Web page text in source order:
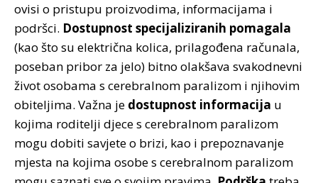
ovisi o pristupu proizvodima, informacijama i
podršci. Dostupnost specijaliziranih pomagala
(kao što su električna kolica, prilagođena računala,
poseban pribor za jelo) bitno olakšava svakodnevni
život osobama s cerebralnom paralizom i njihovim
obiteljima. Važna je dostupnost informacija u
kojima roditelji djece s cerebralnom paralizom
mogu dobiti savjete o brizi, kao i prepoznavanje
mjesta na kojima osobe s cerebralnom paralizom